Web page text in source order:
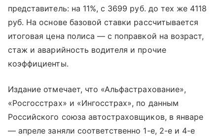
представитель: на 11%, с 3699 руб. до тех же 4118
руб. На основе базовой ставки рассчитывается
итоговая цена полиса — с поправкой на возраст,
стаж и аварийность водителя и прочие
коэффициенты.
Издание отмечает, что «Альфастрахование»,
«Росгосстрах» и «Ингосстрах», по данным
Российского союза автостраховщиков, в январе
— апреле заняли соответственно 1-е, 2-е и 4-е